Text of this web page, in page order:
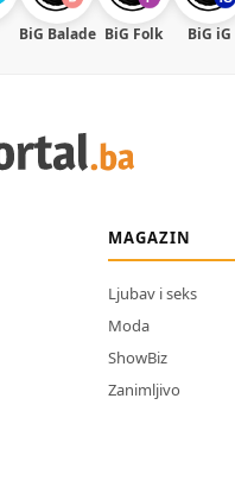
BiG Balade BiG Folk BiG iG
MAGAZIN
Ljubav i seks
Moda
ShowBiz
Zanimljivo